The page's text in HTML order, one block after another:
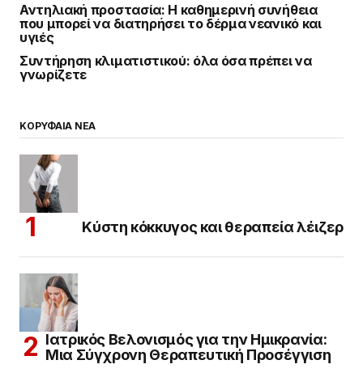
Αντηλιακή προστασία: Η καθημερινή συνήθεια
που μπορεί να διατηρήσει το δέρμα νεανικό και
υγιές
Συντήρηση κλιματιστικού: όλα όσα πρέπει να
γνωρίζετε
ΚΟΡΥΦΑΙΑ ΝΕΑ
Κύστη κόκκυγος και θεραπεία λέιζερ
Ιατρικός Βελονισμός για την Ημικρανία:
Μια Σύγχρονη Θεραπευτική Προσέγγιση